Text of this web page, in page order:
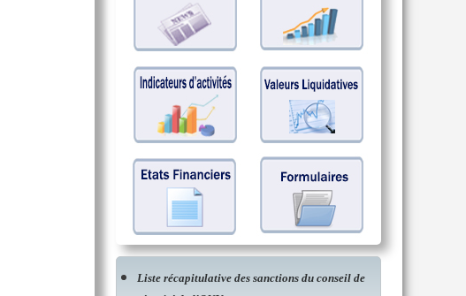
Liste récapitulative des sanctions du conseil de